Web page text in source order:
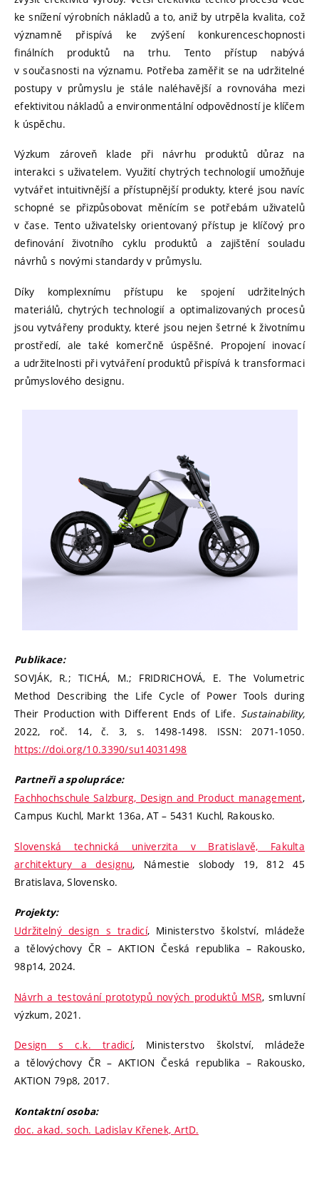
ke snížení výrobních nákladů a to, aniž by utrpěla kvalita, což
významně přispívá ke zvýšení konkurenceschopnosti
finálních produktů na trhu. Tento přístup nabývá
v současnosti na významu. Potřeba zaměřit se na udržitelné
postupy v průmyslu je stále naléhavější a rovnováha mezi
efektivitou nákladů a environmentální odpovědností je klíčem
k úspěchu.
Výzkum zároveň klade při návrhu produktů důraz na
interakci s uživatelem. Využití chytrých technologií umožňuje
vytvářet intuitivnější a přístupnější produkty, které jsou navíc
schopné se přizpůsobovat měnícím se potřebám uživatelů
v čase. Tento uživatelsky orientovaný přístup je klíčový pro
definování životního cyklu produktů a zajištění souladu
návrhů s novými standardy v průmyslu.
Díky komplexnímu přístupu ke spojení udržitelných
materiálů, chytrých technologií a optimalizovaných procesů
jsou vytvářeny produkty, které jsou nejen šetrné k životnímu
prostředí, ale také komerčně úspěšné. Propojení inovací
a udržitelnosti při vytváření produktů přispívá k transformaci
průmyslového designu.
Publikace:
SOVJÁK, R.; TICHÁ, M.; FRIDRICHOVÁ, E. The Volumetric
Method Describing the Life Cycle of Power Tools during
Their Production with Different Ends of Life. Sustainability,
2022, roč. 14, č. 3, s. 1498-1498. ISSN: 2071-1050.
https://doi.org/10.3390/su14031498
Partneři a spolupráce:
Fachhochschule Salzburg, Design and Product management,
Campus Kuchl, Markt 136a, AT – 5431 Kuchl, Rakousko.
Slovenská technická univerzita v Bratislavě, Fakulta
architektury a designu, Námestie slobody 19, 812 45
Bratislava, Slovensko.
Projekty:
Udržitelný design s tradicí, Ministerstvo školství, mládeže
a tělovýchovy ČR – AKTION Česká republika – Rakousko,
98p14, 2024.
Návrh a testování prototypů nových produktů MSR, smluvní
výzkum, 2021.
Design s c.k. tradicí, Ministerstvo školství, mládeže
a tělovýchovy ČR – AKTION Česká republika – Rakousko,
AKTION 79p8, 2017.
Kontaktní osoba:
doc. akad. soch. Ladislav Křenek, ArtD.